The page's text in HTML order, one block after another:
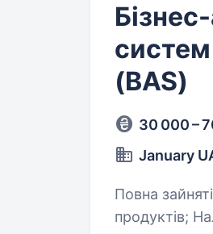
систем
(BAS)
30 000 –
January
Повна зайнятість,
продуктів;